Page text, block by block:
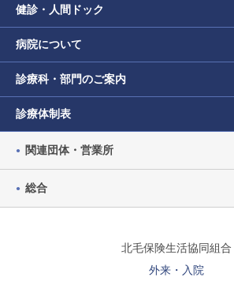
健診・人間ドック
病院について
診療科・部門のご案内
診療体制表
関連団体・営業所
総合
北毛保険生活協同組合
外来・入院